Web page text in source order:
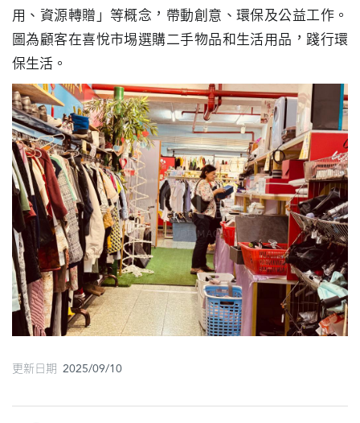
門
索
古
地
圖
媽
閣
寺
廟
巴
士
教
用、資源轉贈」等概念，帶動創意、環保及公益工作。
圖為顧客在喜悅市埸選購二手物品和生活用品，踐行環
保生活。
更新日期 2025/09/10